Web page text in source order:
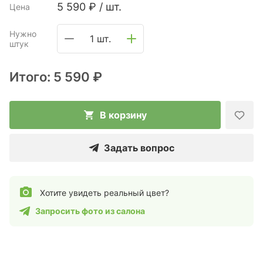
Цена 5 590 ₽ / шт.
Нужно
штук
1 шт.
Итого: 5 590 ₽
В корзину
Задать вопрос
Хотите увидеть реальный цвет?
Запросить фото из салона